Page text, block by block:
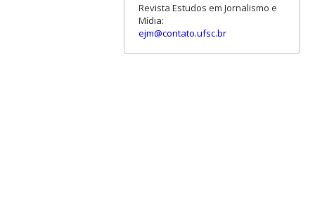
Revista Estudos em Jornalismo e
Mídia:
ejm@contato.ufsc.br